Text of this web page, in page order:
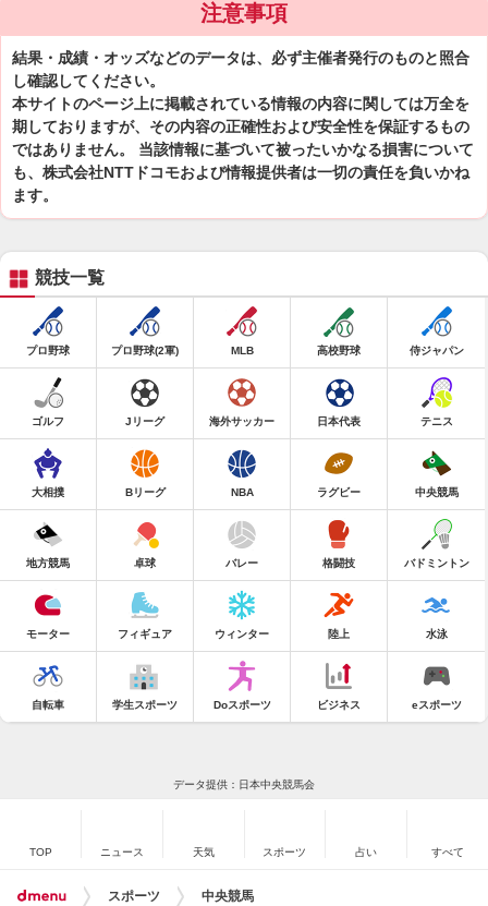
注意事項
結果・成績・オッズなどのデータは、必ず主催者発行のものと照合
し確認してください。
本サイトのページ上に掲載されている情報の内容に関しては万全を
期しておりますが、その内容の正確性および安全性を保証するもの
ではありません。 当該情報に基づいて被ったいかなる損害について
も、株式会社NTTドコモおよび情報提供者は一切の責任を負いかね
ます。
競技一覧
プロ野球 プロ野球(2軍) MLB 高校野球 侍ジャパン
ゴルフ Jリーグ 海外サッカー 日本代表 テニス
大相撲 Bリーグ NBA ラグビー 中央競馬
地方競馬 卓球 バレー 格闘技 バドミントン
モーター フィギュア ウィンター 陸上 水泳
自転車 学生スポーツ Doスポーツ ビジネス eスポーツ
データ提供：日本中央競馬会
TOP ニュース 天気 スポーツ 占い すべて
スポーツ 中央競馬